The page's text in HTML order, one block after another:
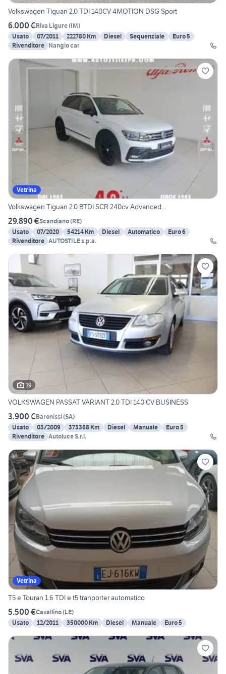
Volkswagen Tiguan 2.0 TDI 140CV 4MOTION DSG Sport
6.000 €Riva Ligure(IM)
Usato
07/2011 222780 Km Diesel Sequenziale
Euro 5
Rivenditore Nangio car
Vetrina
Volkswagen Tiguan 2.0 BTDI SCR 240cv Advanced...
29.890 €Scandiano(RE)
Usato
07/2020 54214 Km Diesel Automatico
Euro 6
Rivenditore AUTOSTILE s.p.a.
19
VOLKSWAGEN PASSAT VARIANT 2.0 TDI 140 CV BUSINESS
3.900 €Baronissi(SA)
Usato
03/2009 373368 Km Diesel Manuale
Euro 5
Rivenditore Autoluce S.r.l.
Vetrina
T5 e Touran 1.6 TDI e t5 tranporter automatico
5.500 €Cavallino(LE)
Usato
12/2011 350000 Km Diesel Manuale Euro 5